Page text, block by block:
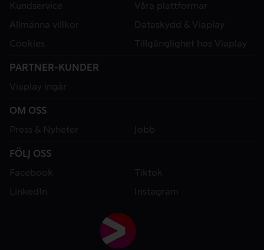
Kundservice
Våra plattformar
Allmänna villkor
Dataskydd & Viaplay
Cookies
Tillgänglighet hos Viaplay
PARTNER-KUNDER
Viaplay ingår
OM OSS
Press & Nyheter
Jobb
FÖLJ OSS
Facebook
Tiktok
LinkedIn
Instagram